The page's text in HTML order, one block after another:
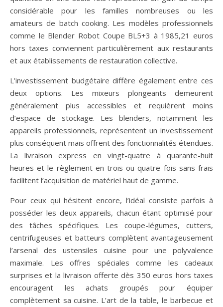
considérable pour les familles nombreuses ou les
amateurs de batch cooking. Les modèles professionnels
comme le Blender Robot Coupe BL5+3 à 1985,21 euros
hors taxes conviennent particulièrement aux restaurants
et aux établissements de restauration collective.
L’investissement budgétaire diffère également entre ces
deux options. Les mixeurs plongeants demeurent
généralement plus accessibles et requièrent moins
d’espace de stockage. Les blenders, notamment les
appareils professionnels, représentent un investissement
plus conséquent mais offrent des fonctionnalités étendues.
La livraison express en vingt-quatre à quarante-huit
heures et le règlement en trois ou quatre fois sans frais
facilitent l’acquisition de matériel haut de gamme.
Pour ceux qui hésitent encore, l’idéal consiste parfois à
posséder les deux appareils, chacun étant optimisé pour
des tâches spécifiques. Les coupe-légumes, cutters,
centrifugeuses et batteurs complètent avantageusement
l’arsenal des ustensiles cuisine pour une polyvalence
maximale. Les offres spéciales comme les cadeaux
surprises et la livraison offerte dès 350 euros hors taxes
encouragent les achats groupés pour équiper
complètement sa cuisine. L’art de la table, le barbecue et